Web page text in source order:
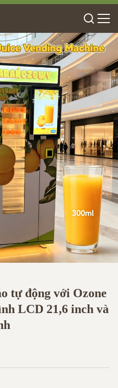
tự động với Ozone
LCD 21,6 inch và